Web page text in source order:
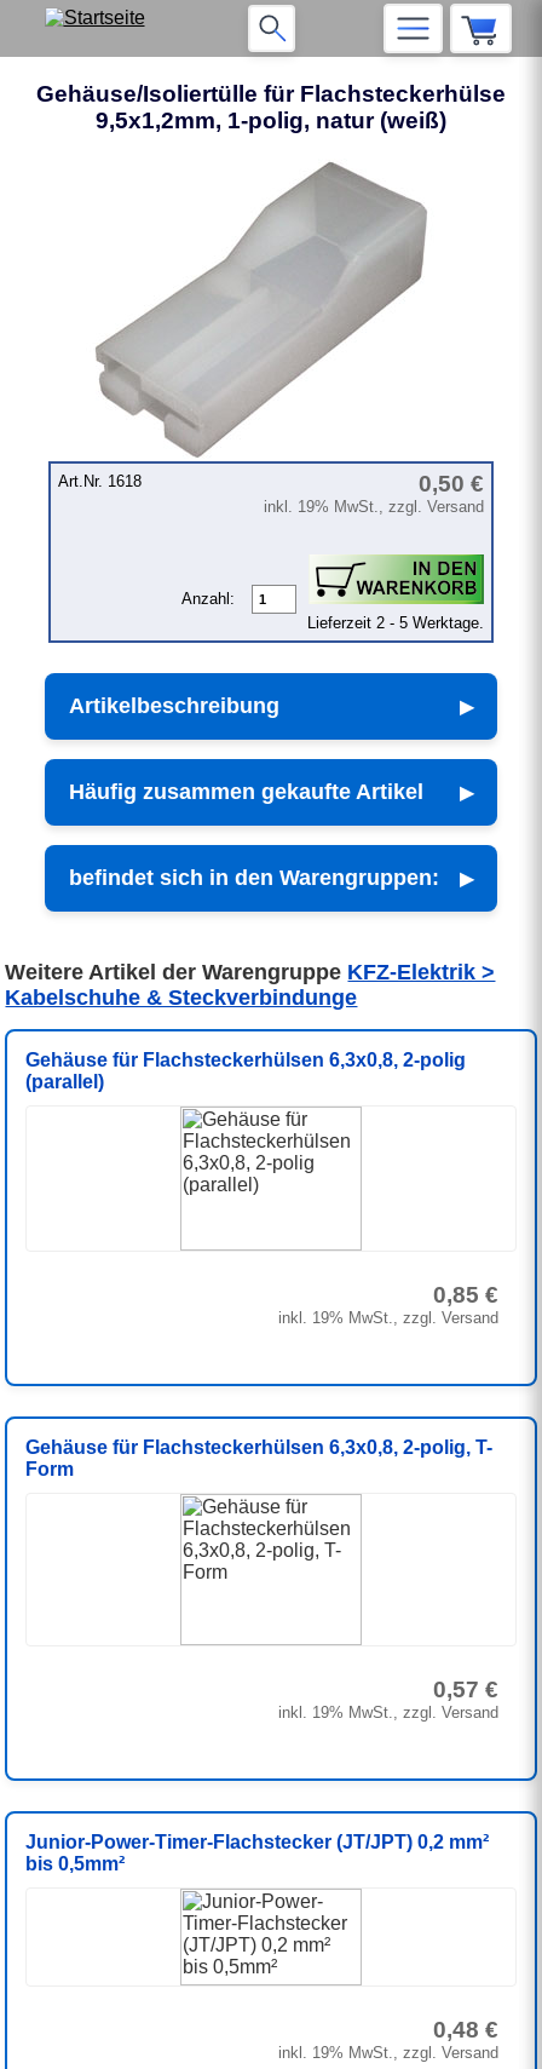
Gehäuse/Isoliertülle für Flachsteckerhülse
9,5x1,2mm, 1-polig, natur (weiß)
Art.Nr. 1618 0,50 €
inkl. 19% MwSt., zzgl. Versand
Anzahl:
Lieferzeit 2 - 5 Werktage.
Artikelbeschreibung
Häufig zusammen gekaufte Artikel
befindet sich in den Warengruppen:
Weitere Artikel der Warengruppe KFZ-Elektrik >
Kabelschuhe & Steckverbindunge
Gehäuse für Flachsteckerhülsen 6,3x0,8, 2-polig
(parallel)
0,85 €
inkl. 19% MwSt., zzgl. Versand
Gehäuse für Flachsteckerhülsen 6,3x0,8, 2-polig, T-
Form
0,57 €
inkl. 19% MwSt., zzgl. Versand
Junior-Power-Timer-Flachstecker (JT/JPT) 0,2 mm²
bis 0,5mm²
0,48 €
inkl. 19% MwSt., zzgl. Versand